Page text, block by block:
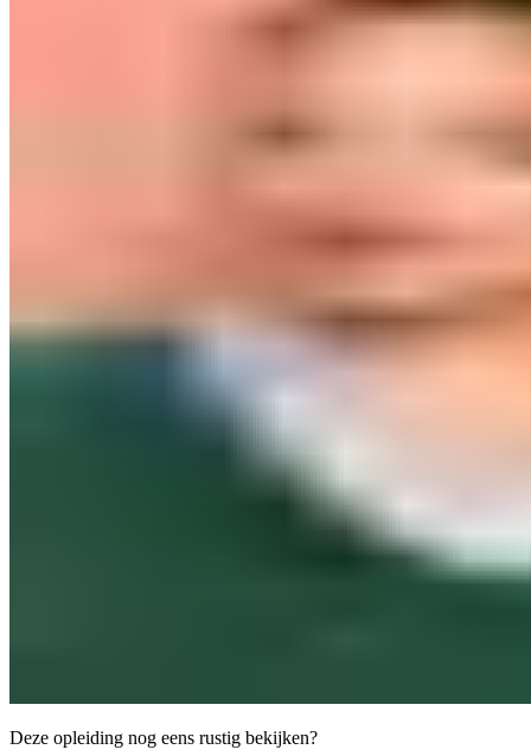
Deze opleiding nog eens rustig bekijken?